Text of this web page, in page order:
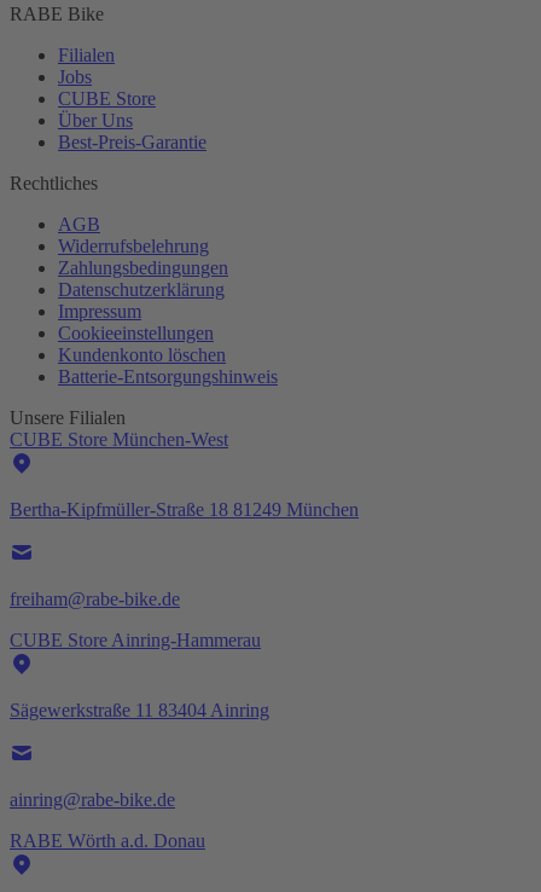
RABE Bike
Filialen
Jobs
CUBE Store
Über Uns
Best-Preis-Garantie
Rechtliches
AGB
Widerrufsbelehrung
Zahlungsbedingungen
Datenschutzerklärung
Impressum
Cookieeinstellungen
Kundenkonto löschen
Batterie-Entsorgungshinweis
Unsere Filialen
CUBE Store München-West
Bertha-Kipfmüller-Straße 18 81249 München
freiham@rabe-bike.de
CUBE Store Ainring-Hammerau
Sägewerkstraße 11 83404 Ainring
ainring@rabe-bike.de
RABE Wörth a.d. Donau